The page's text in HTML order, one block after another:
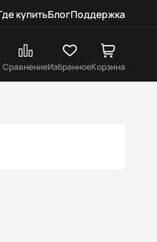
купитьБлогПоддержка
СравнениеИзбранноеКорзина